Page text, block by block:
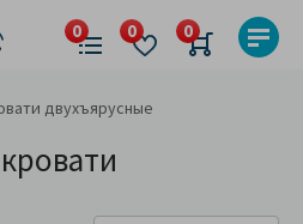
двухъярусные